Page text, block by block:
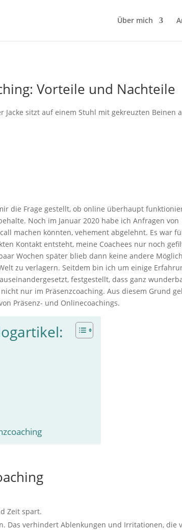
Über mich
Vorteile und Nachteile
die Frage gestellt, ob online überhaupt
Noch im Januar 2020 habe ich Anfragen von
machen könnten, vehement abgelehnt. Es war
Kontakt entsteht, meine Coachees nur noch
Wochen später blieb dann keine andere
zu verlagern. Seitdem bin ich um einige
festgestellt, dass ganz
nur im Präsenzcoaching. Aus diesem Grund
Präsenz- und Onlinecoachings.
Zeit spart.
Das verhindert Ablenkungen und Irritationen, die